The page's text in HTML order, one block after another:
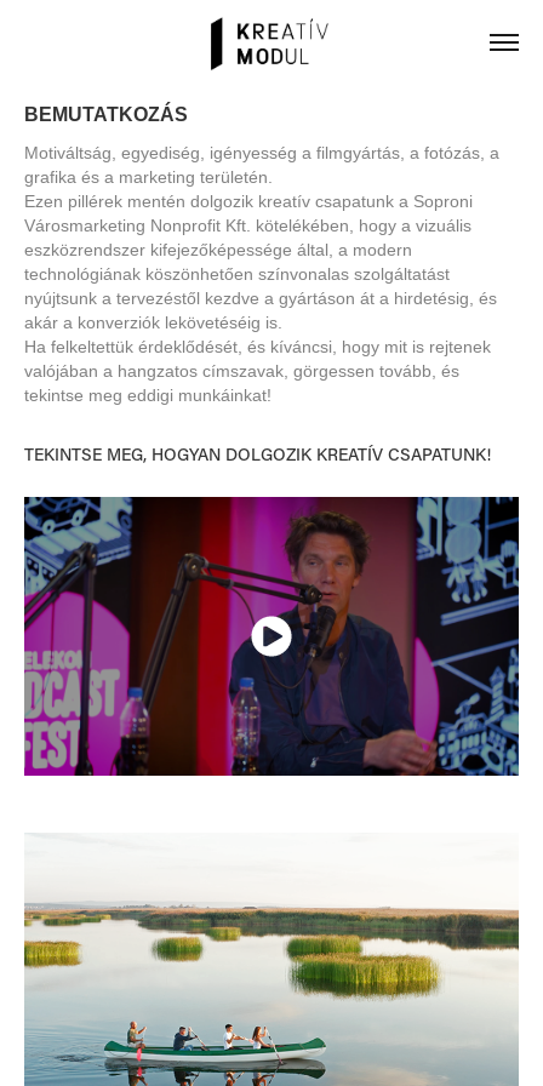
BEMUTATKOZÁS
Motiváltság, egyediség, igényesség a filmgyártás, a fotózás, a
grafika és a marketing területén.
Ezen pillérek mentén dolgozik kreatív csapatunk a Soproni
Városmarketing Nonprofit Kft. kötelékében, hogy a vizuális
eszközrendszer kifejezőképessége által, a modern
technológiának köszönhetően színvonalas szolgáltatást
nyújtsunk a tervezéstől kezdve a gyártáson át a hirdetésig, és
akár a konverziók lekövetéséig is.
Ha felkeltettük érdeklődését, és kíváncsi, hogy mit is rejtenek
valójában a hangzatos címszavak, görgessen tovább, és
TEKINTSE MEG, HOGYAN DOLGOZIK KREATÍV CSAPATUNK!